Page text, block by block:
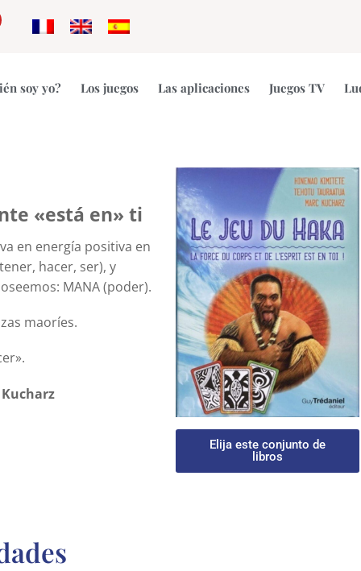
soy yo? Los juegos Las aplicaciones Juegos TV
«está en» ti
en energía positiva en
hacer, ser), y
MANA (poder).
maoríes.
Elija este conjunto de
libros